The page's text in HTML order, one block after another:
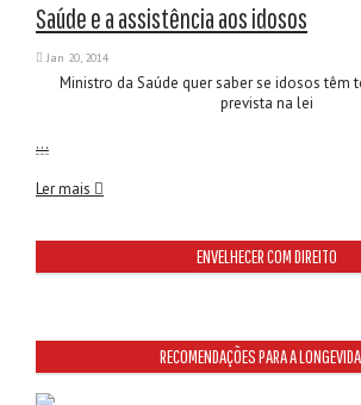
Saúde e a assistência aos idosos
Jan 20, 2014
Ministro da Saúde quer saber se idosos têm
prevista na lei
…
Ler mais
ENVELHECER COM DIREITO
RECOMENDAÇÕES PARA A